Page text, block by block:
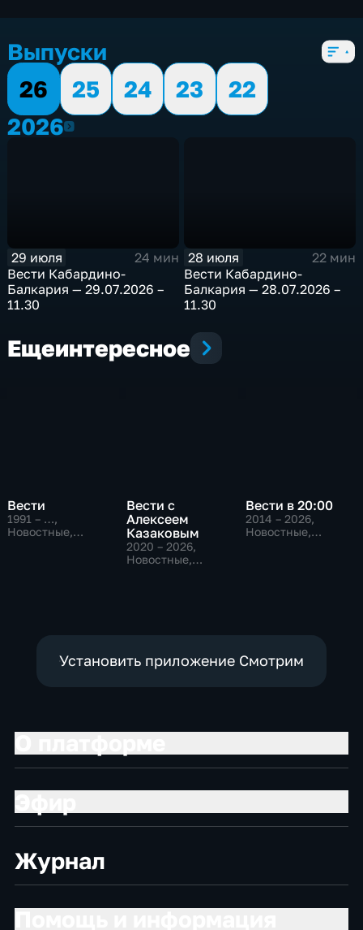
Выпуски
26
25 24 23
22
20262026
29 июля
24 мин
Bести Кабардино-
Балкария — 29.07.2026 –
11.30
28 июля
22 мин
Bести Кабардино-
Балкария — 28.07.2026 –
11.30
Ещеинтересное
Вести
1991 – …,
Новостные,
Вести с
Алексеем
Казаковым
2020 – 2026,
Новостные,
Вести в 20:00
2014 – 2026,
Новостные,
Установить приложение Смотрим
Журнал